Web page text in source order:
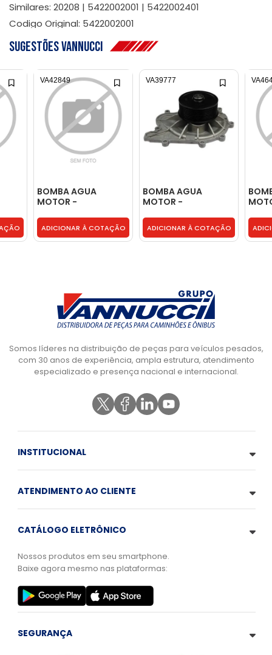
Similares: 20208 | 5422002001 | 5422002401
Codigo Original: 5422002001
Sugestões Vannucci
BOMBA AGUA
MOTOR -
ADICIONAR À COTAÇÃO
VA42849
BOMBA AGUA
MOTOR -
ADICIONAR À COTAÇÃO
VA39777
Somos líderes na distribuição de peças para veículos pesados,
com 30 anos de experiência, ampla estrutura, atendimento
especializado e presença nacional e internacional.
INSTITUCIONAL
ATENDIMENTO AO CLIENTE
CATÁLOGO ELETRÔNICO
Nossos produtos em seu smartphone.
Baixe agora mesmo nas plataformas:
SEGURANÇA